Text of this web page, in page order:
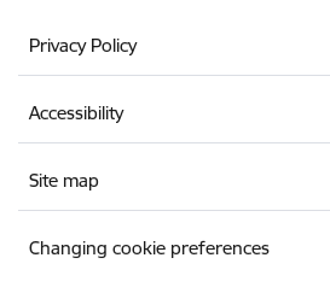
Privacy Policy
Accessibility
Site map
Changing cookie preferences